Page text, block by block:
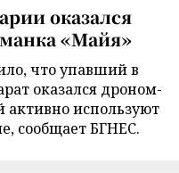
оказался
«Майя»
что упавший в
оказался дроном-
используют
сообщает БГНЕС.